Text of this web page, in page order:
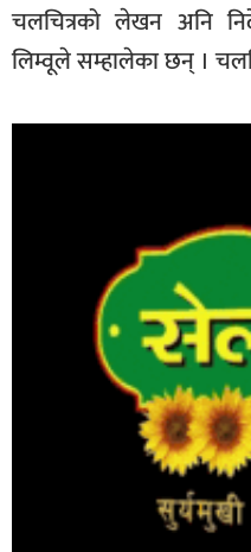
चलचित्रको लेखन अनि
लिम्वूले सम्हालेका छन् ।